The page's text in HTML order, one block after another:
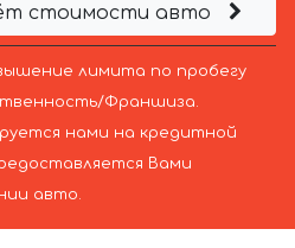
стоимости авто
лимита по пробегу
Франшиза.
нами на кредитной
Вами
авто.